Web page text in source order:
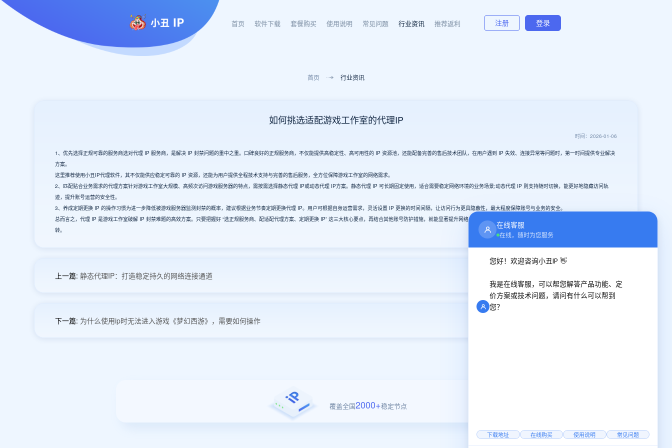
首页 软件下载 套餐购买 使用说明 常见问题 行业资讯 推荐返利 注册 登录
首页 行业资讯
如何挑选适配游戏工作室的代理IP
时间：2026-01-06
1、优先选择正规可靠的服务商选对代理 IP 服务商，是解决 IP 封禁问题的重中之重。口碑良好的正规服务商，不仅能提供高稳定性、高可用性的 IP 资源池，还能配备完善的售后技术团队，在用户遇到 IP 失效、连接异常等问题时，第一时间提供专业解决
方案。
这里推荐使用小丑IP代理软件，其不仅能供应稳定可靠的 IP 资源，还能为用户提供全程技术支持与完善的售后服务，全方位保障游戏工作室的网络需求。
2、匹配贴合业务需求的代理方案针对游戏工作室大规模、高频次访问游戏服务器的特点，需按需选择静态代理 IP或动态代理 IP方案。静态代理 IP 可长期固定使用，适合需要稳定网络环境的业务场景;动态代理 IP 则支持随时切换，能更好地隐藏访问轨
迹，提升账号运营的安全性。
3、养成定期更换 IP 的操作习惯为进一步降低被游戏服务器监测封禁的概率，建议根据业务节奏定期更换代理 IP。用户可根据自身运营需求，灵活设置 IP 更换的时间间隔，让访问行为更具隐蔽性，最大程度保障账号与业务的安全。
总而言之，代理 IP 是游戏工作室破解 IP 封禁难题的高效方案。只要把握好 “选正规服务商、配适配代理方案、定期更换 IP” 这三大核心要点，再结合其他账号防护措施，就能显著提升网络操作的安全性，从根本上规避 IP 封禁风险，保障游戏业务的稳定运
转。
上一篇: 静态代理IP：打造稳定持久的网络连接通道
下一篇: 为什么使用ip时无法进入游戏《梦幻西游》，需要如何操作
覆盖全国2000+稳定节点
在线客服
在线，随时为您服务
您好！欢迎咨询小丑IP 👋
我是在线客服，可以帮您解答产品功能、定
价方案或技术问题，请问有什么可以帮到
您？
下载地址 在线购买 使用说明 常见问题